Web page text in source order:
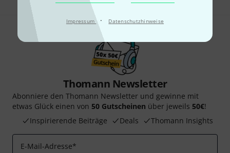
Impressum · Datenschutzhinweise
Thomann Newsletter
Abonniere den Thomann Newsletter und gewinne mit
etwas Glück einen von 50 Gutscheinen über jeweils 50€!
Inspirierende Beiträge
Deals Thomann Insights
E-Mail-Adresse*